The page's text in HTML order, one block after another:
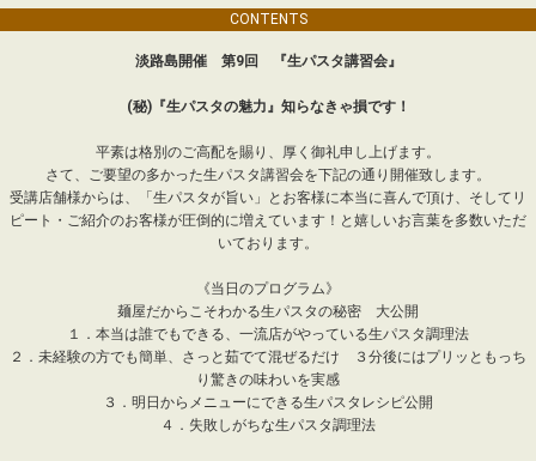
CONTENTS
淡路島開催 第9回 『生パスタ講習会』
(秘)『生パスタの魅力』知らなきゃ損です！
平素は格別のご高配を賜り、厚く御礼申し上げます。
さて、ご要望の多かった生パスタ講習会を下記の通り開催致します。
受講店舗様からは、「生パスタが旨い」とお客様に本当に喜んで頂け、そしてリ
ピート・ご紹介のお客様が圧倒的に増えています！と嬉しいお言葉を多数いただ
いております。
《当日のプログラム》
麺屋だからこそわかる生パスタの秘密 大公開
１．本当は誰でもできる、一流店がやっている生パスタ調理法
２．未経験の方でも簡単、さっと茹でて混ぜるだけ ３分後にはプリッともっち
り驚きの味わいを実感
３．明日からメニューにできる生パスタレシピ公開
４．失敗しがちな生パスタ調理法